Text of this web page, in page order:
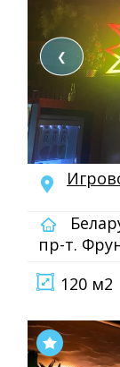
❮
пр-т.
120 м2